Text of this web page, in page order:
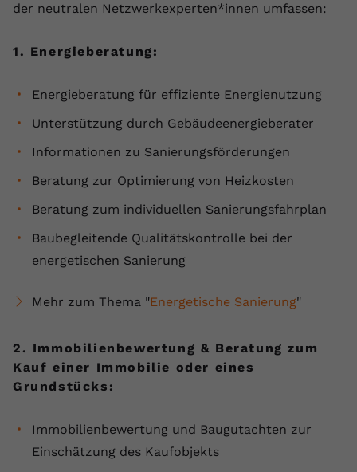
der neutralen Netzwerkexperten*innen umfassen:
1. Energieberatung:
Energieberatung für effiziente Energienutzung
Unterstützung durch Gebäudeenergieberater
Informationen zu Sanierungsförderungen
Beratung zur Optimierung von Heizkosten
Beratung zum individuellen Sanierungsfahrplan
Baubegleitende Qualitätskontrolle bei der
energetischen Sanierung
Mehr zum Thema "Energetische Sanierung"
2. Immobilienbewertung & Beratung zum
Kauf einer Immobilie oder eines
Grundstücks:
Immobilienbewertung und Baugutachten zur
Einschätzung des Kaufobjekts
Laufzeit Session
Dieser von YouTube gesetzte Cookie
Videos von YouTube der Nutzer
gesehen hat.
Anbieter Youtube.com
Laufzeit Session
Zweck
Daten darüber zu speichern, welche
gesehen hat.
Anbieter Youtube.com